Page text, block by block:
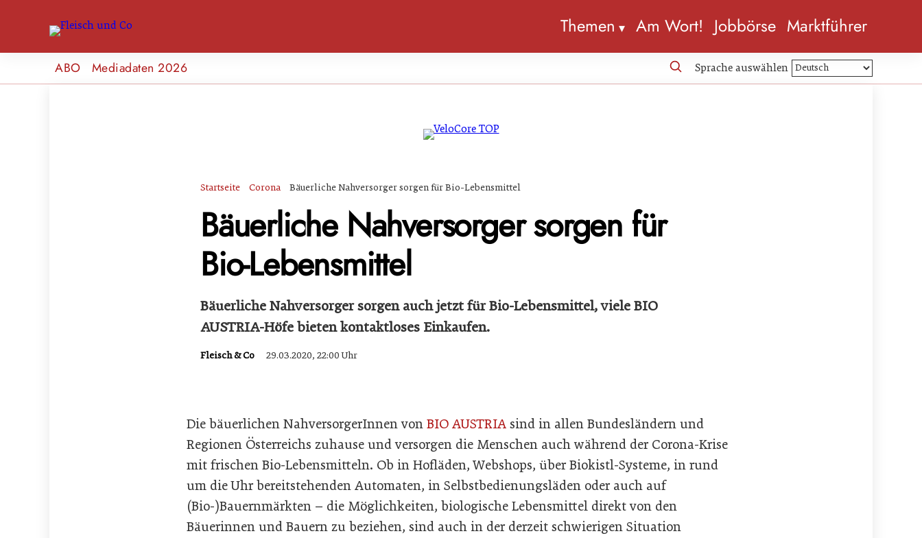
Themen Am Wort! Jobbörse Marktführer
ABO Mediadaten 2026 Sprache auswählen
Startseite Corona Bäuerliche Nahversorger sorgen für Bio-Lebensmittel
Bäuerliche Nahversorger sorgen für
Bio-Lebensmittel
Bäuerliche Nahversorger sorgen auch jetzt für Bio-Lebensmittel, viele BIO
AUSTRIA-Höfe bieten kontaktloses Einkaufen.
Fleisch & Co 29.03.2020, 22:00 Uhr
Die bäuerlichen NahversorgerInnen von BIO AUSTRIA sind in allen Bundesländern und
Regionen Österreichs zuhause und versorgen die Menschen auch während der Corona-Krise
mit frischen Bio-Lebensmitteln. Ob in Hofläden, Webshops, über Biokistl-Systeme, in rund
um die Uhr bereitstehenden Automaten, in Selbstbedienungsläden oder auch auf
(Bio-)Bauernmärkten – die Möglichkeiten, biologische Lebensmittel direkt von den
Bäuerinnen und Bauern zu beziehen, sind auch in der derzeit schwierigen Situation